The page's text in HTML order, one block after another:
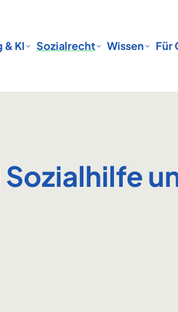
& KI Sozialrecht Wissen Für